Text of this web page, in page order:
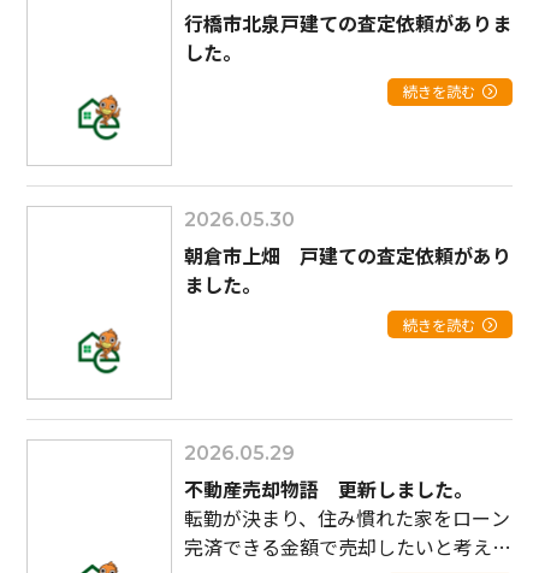
行橋市北泉戸建ての査定依頼がありま
した。
続きを読む
2026.05.30
朝倉市上畑 戸建ての査定依頼があり
ました。
続きを読む
2026.05.29
不動産売却物語 更新しました。
転勤が決まり、住み慣れた家をローン
完済できる金額で売却したいと考えて